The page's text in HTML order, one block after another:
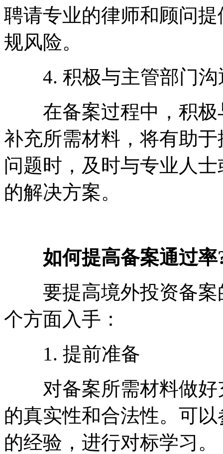
聘请专业的律师和顾问
规风险。
4. 积极与主管部门沟
在备案过程中，积极
补充所需材料，将有助
问题时，及时与专业人
的解决方案。
如何提高备案通过率
要提高境外投资备案
个方面入手：
1. 提前准备
对备案所需材料做好
的真实性和合法性。可
的经验，进行对标学习。